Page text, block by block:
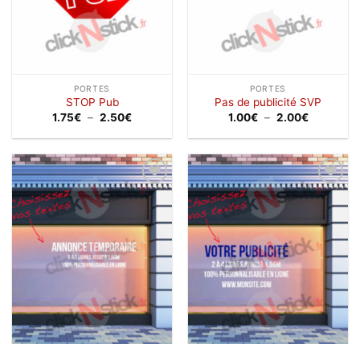
PORTES
STOP Pub
1.75€ – 2.50€Plage
prix :
à
2.50€
PORTES
Pas de publicité SVP
1.00€ – 2.00€Plage
prix :
à
2.00€
Ajouter
à la
Ajouter
à la